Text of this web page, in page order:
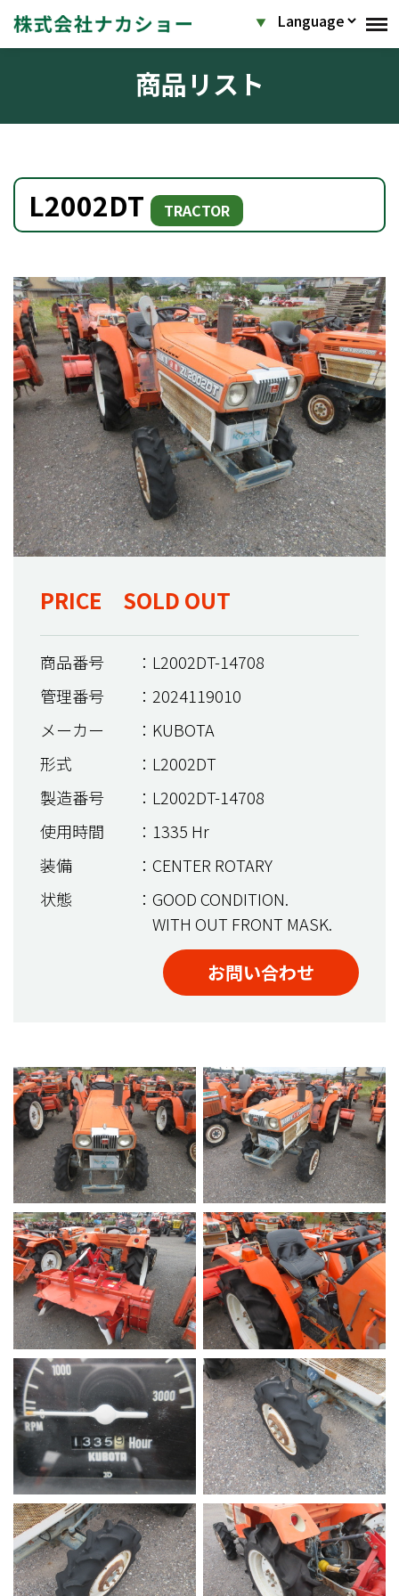
商品リスト
L2002DT TRACTOR
PRICE SOLD OUT
商品番号
：L2002DT-14708
管理番号
：2024119010
メーカー
：KUBOTA
形式
：L2002DT
製造番号
：L2002DT-14708
使用時間
：1335 Hr
装備
：CENTER ROTARY
状態
：GOOD CONDITION.
WITH OUT FRONT MASK.
お問い合わせ